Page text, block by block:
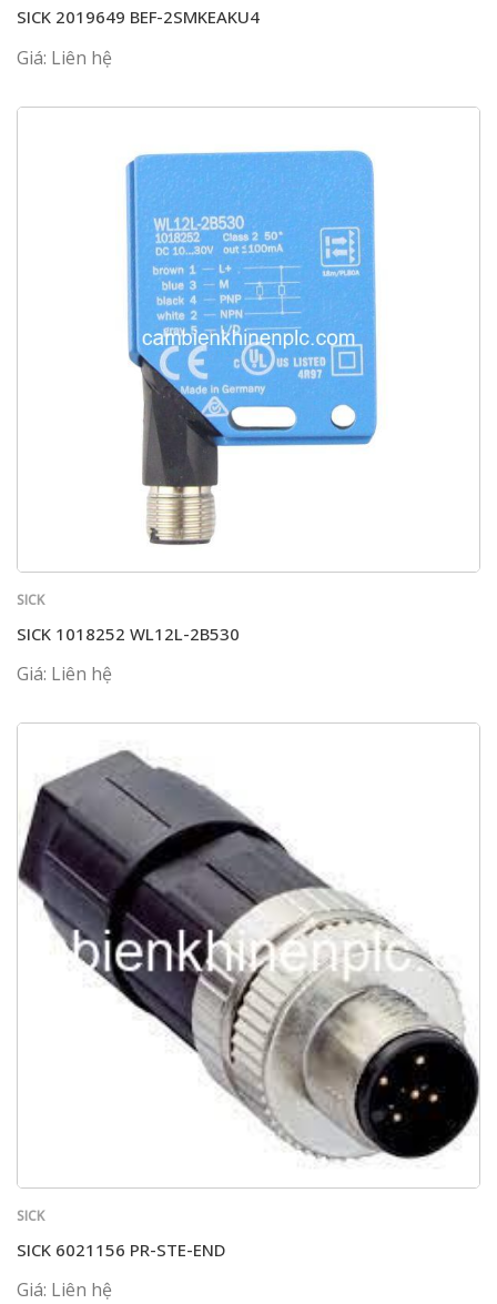
SICK 2019649 BEF-2SMKEAKU4
Giá: Liên hệ
SICK
SICK 1018252 WL12L-2B530
Giá: Liên hệ
SICK
SICK 6021156 PR-STE-END
Giá: Liên hệ